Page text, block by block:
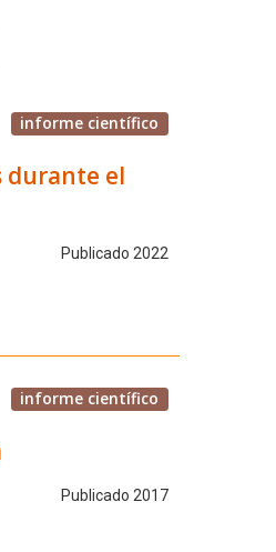
informe científico
durante el
Publicado 2022
informe científico
Publicado 2017